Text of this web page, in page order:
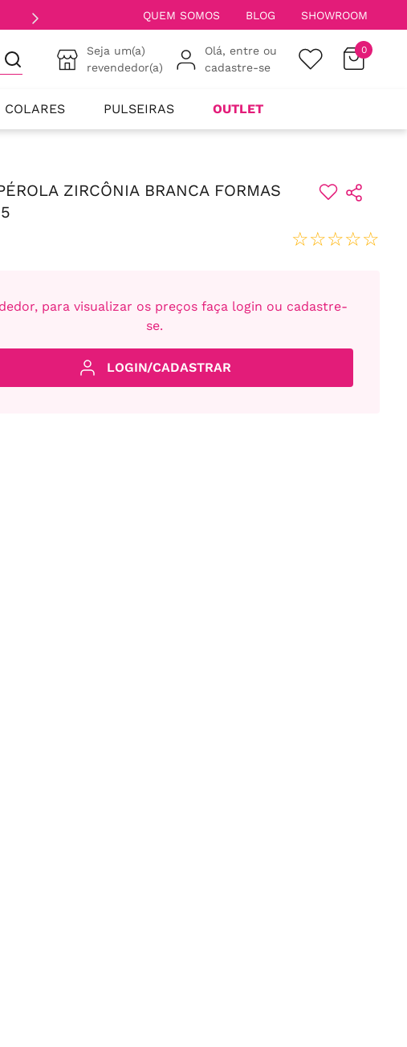
QUEM SOMOS BLOG SHOWROOM
Seja um(a)
revendedor(a)
Olá, entre ou
cadastre-se
0
COLARES PULSEIRAS OUTLET
ZIRCÔNIA BRANCA FORMAS
☆☆☆☆☆
para visualizar os preços faça login ou cadastre-
se.
LOGIN/CADASTRAR